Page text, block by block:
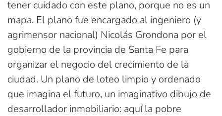
tener cuidado con este plano, porque no es un
mapa. El plano fue encargado al ingeniero (y
agrimensor nacional) Nicolás Grondona por el
gobierno de la provincia de Santa Fe para
organizar el negocio del crecimiento de la
ciudad. Un plano de loteo limpio y ordenado
que imagina el futuro, un imaginativo dibujo de
desarrollador inmobiliario: aquí la pobre